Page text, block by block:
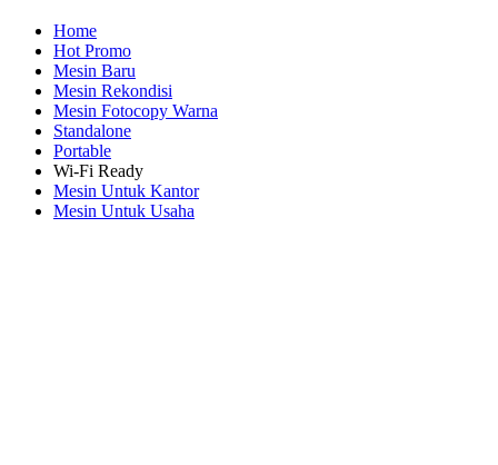
Home
Hot Promo
Mesin Baru
Mesin Rekondisi
Mesin Fotocopy Warna
Standalone
Portable
Wi-Fi Ready
Mesin Untuk Kantor
Mesin Untuk Usaha